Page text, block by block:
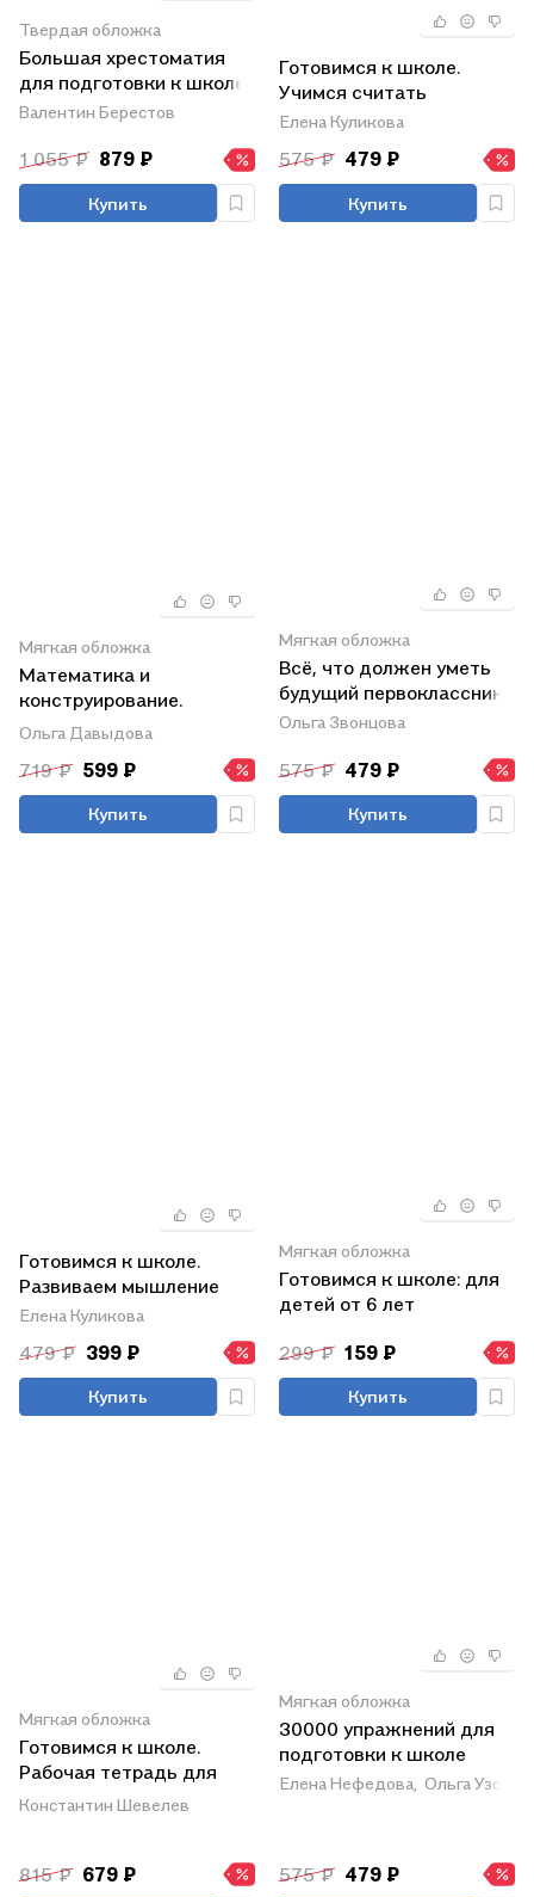
Твердая обложка
Большая хрестоматия
для подготовки к школе
Валентин Берестов
1 055 ₽ 879 ₽
Купить
Готовимся к школе.
Учимся считать
Елена Куликова
575 ₽ 479 ₽
Купить
Мягкая обложка
Математика и
конструирование.
Система учебно-
тренировочных
упражнений и задач.
Рабочая тетрадь для
подготовки к школе
Ольга Давыдова
719 ₽ 599 ₽
Купить
Мягкая обложка
Всё, что должен уметь
будущий первоклассник
Ольга Звонцова
575 ₽ 479 ₽
Купить
Готовимся к школе.
Развиваем мышление
Елена Куликова
479 ₽ 399 ₽
Купить
Мягкая обложка
Готовимся к школе: для
детей от 6 лет
299 ₽ 159 ₽
Купить
Мягкая обложка
Готовимся к школе.
Рабочая тетрадь для
детей 5-6 лет. В 2-х
Константин Шевелев
815 ₽ 679 ₽
Мягкая обложка
30000 упражнений для
подготовки к школе
Елена Нефедова, Ольга
575 ₽ 479 ₽